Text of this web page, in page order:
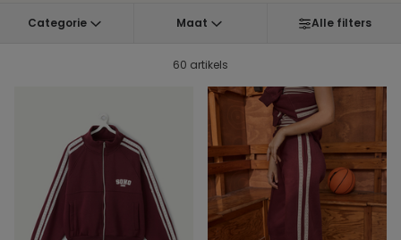
Categorie Maat Alle filters
60 artikels